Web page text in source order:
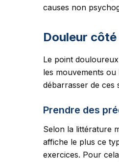
causes non
Douleur
Le point
les mouvements
débarrasser de ces
Prendre des
Selon la littérature
affiche le plus ce
exercices. Pour